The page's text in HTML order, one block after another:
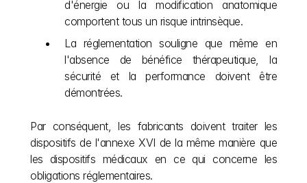
d'énergie ou la modification anatomique
comportent tous un risque intrinsèque.
La réglementation souligne que même en
l'absence de bénéfice thérapeutique, la
sécurité et la performance doivent être
démontrées.
Par conséquent, les fabricants doivent traiter les
dispositifs de l'annexe XVI de la même manière que
les dispositifs médicaux en ce qui concerne les
obligations réglementaires.